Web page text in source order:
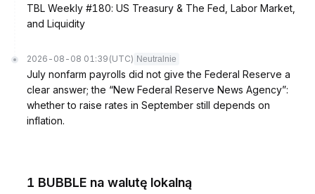
TBL Weekly #180: US Treasury & The Fed, Labor Market,
and Liquidity
2026-08-08 01:39 (UTC) Neutralnie
July nonfarm payrolls did not give the Federal Reserve a
clear answer; the “New Federal Reserve News Agency”:
whether to raise rates in September still depends on
inflation.
1 BUBBLE na walutę lokalną